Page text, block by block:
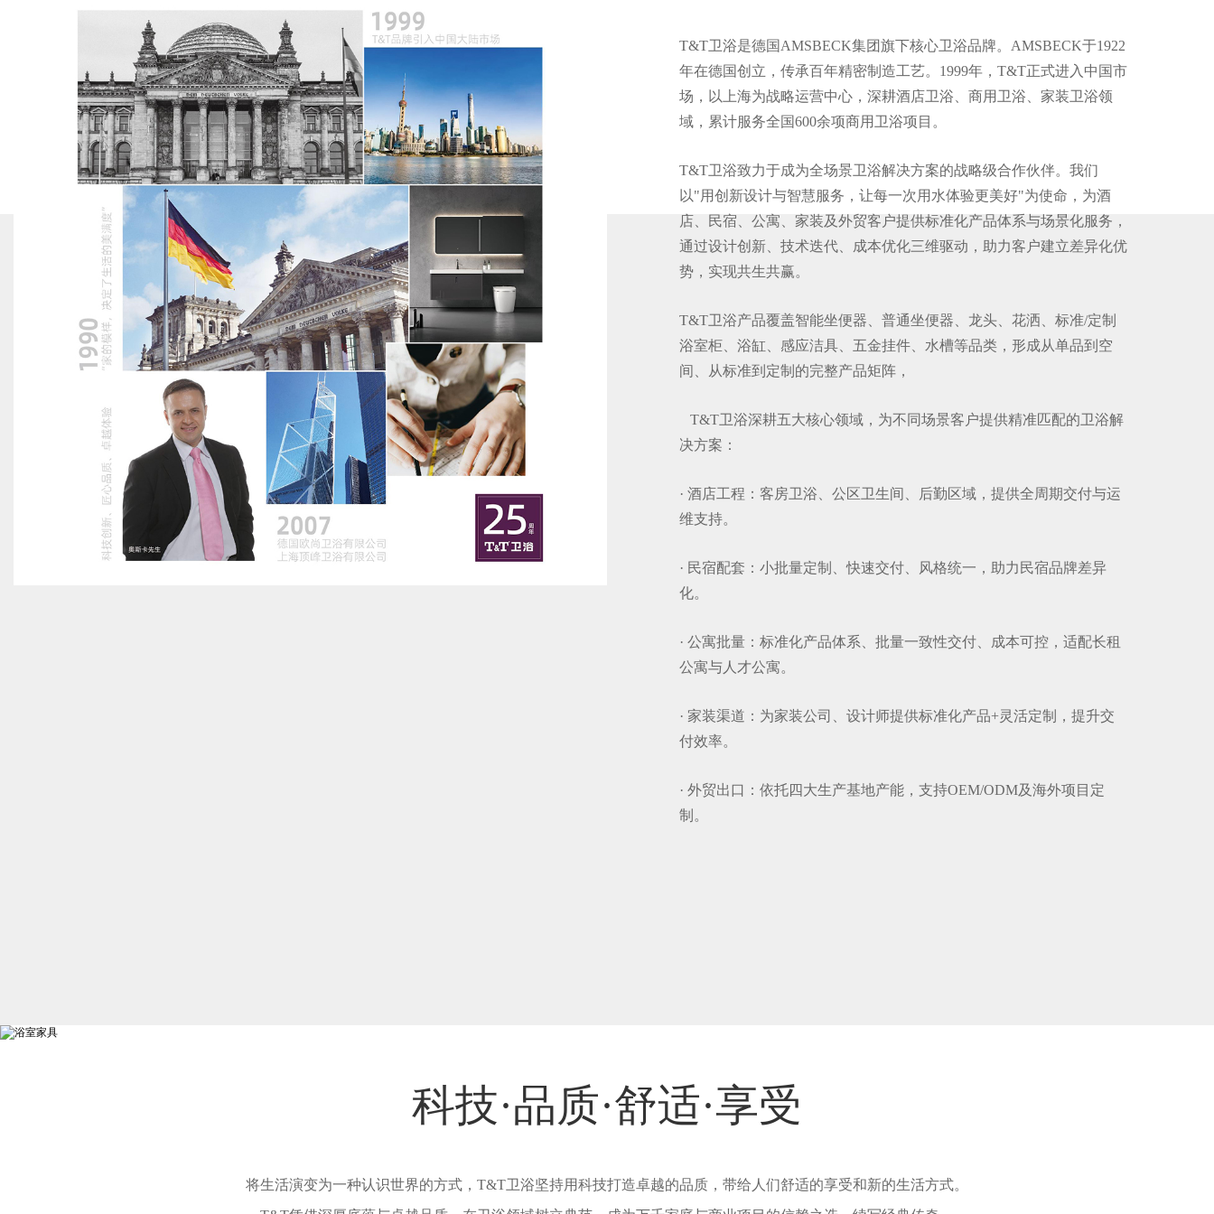
T&T卫浴是德国AMSBECK集团旗下核心卫浴品牌。AMSBECK于1922
年在德国创立，传承百年精密制造工艺。1999年，T&T正式进入中国市
场，以上海为战略运营中心，深耕酒店卫浴、商用卫浴、家装卫浴领
域，累计服务全国600余项商用卫浴项目。
T&T卫浴致力于成为全场景卫浴解决方案的战略级合作伙伴。我们
以"用创新设计与智慧服务，让每一次用水体验更美好"为使命，为酒
店、民宿、公寓、家装及外贸客户提供标准化产品体系与场景化服务，
通过设计创新、技术迭代、成本优化三维驱动，助力客户建立差异化优
势，实现共生共赢。
T&T卫浴产品覆盖智能坐便器、普通坐便器、龙头、花洒、标准/定制
浴室柜、浴缸、感应洁具、五金挂件、水槽等品类，形成从单品到空
间、从标准到定制的完整产品矩阵，
T&T卫浴深耕五大核心领域，为不同场景客户提供精准匹配的卫浴解
决方案：
· 酒店工程：客房卫浴、公区卫生间、后勤区域，提供全周期交付与运
维支持。
· 民宿配套：小批量定制、快速交付、风格统一，助力民宿品牌差异
化。
· 公寓批量：标准化产品体系、批量一致性交付、成本可控，适配长租
公寓与人才公寓。
· 家装渠道：为家装公司、设计师提供标准化产品+灵活定制，提升交
付效率。
· 外贸出口：依托四大生产基地产能，支持OEM/ODM及海外项目定
制。
科技·品质·舒适·享受
将生活演变为一种认识世界的方式，T&T卫浴坚持用科技打造卓越的品质，带给人们舒适的享受和新的生活方式。